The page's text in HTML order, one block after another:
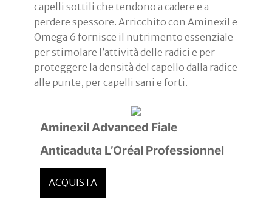
capelli sottili che tendono a cadere e a
perdere spessore. Arricchito con Aminexil e
Omega 6 fornisce il nutrimento essenziale
per stimolare l’attività delle radici e per
proteggere la densità del capello dalla radice
alle punte, per capelli sani e forti.
Aminexil Advanced Fiale
Anticaduta L’Oréal Professionnel
ACQUISTA